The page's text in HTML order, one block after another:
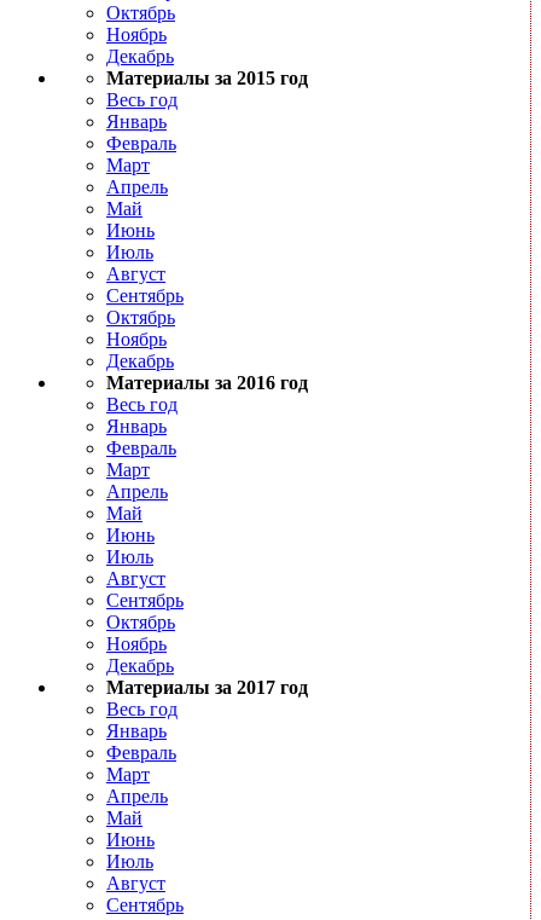
Октябрь
Ноябрь
Декабрь
Материалы за 2015 год
Весь год
Январь
Февраль
Март
Апрель
Май
Июнь
Июль
Август
Сентябрь
Октябрь
Ноябрь
Декабрь
Материалы за 2016 год
Весь год
Январь
Февраль
Март
Апрель
Май
Июнь
Июль
Август
Сентябрь
Октябрь
Ноябрь
Декабрь
Материалы за 2017 год
Весь год
Январь
Февраль
Март
Апрель
Май
Июнь
Июль
Август
Сентябрь